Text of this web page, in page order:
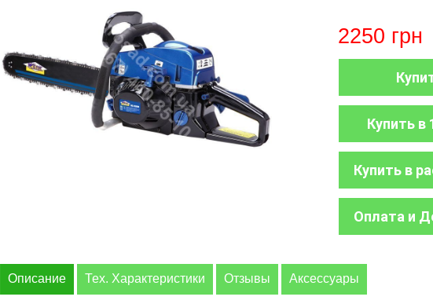
2250 грн
Купить в
Купить в
Оплата и
Описание Тех. Характеристики Отзывы Аксессуары